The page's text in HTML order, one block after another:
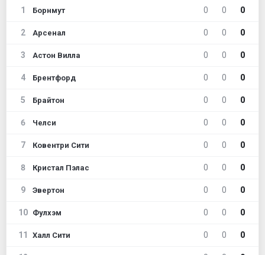
1 Борнмут 0 0 0
2 Арсенал 0 0 0
3 Астон Вилла 0 0 0
4 Брентфорд 0 0 0
5 Брайтон 0 0 0
6 Челси 0 0 0
7 Ковентри Сити 0 0 0
8 Кристал Пэлас 0 0 0
9 Эвертон 0 0 0
10 Фулхэм 0 0 0
11 Халл Сити 0 0 0